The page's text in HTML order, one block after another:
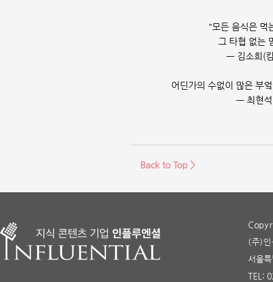
Back to Top >
"모든 음식은 먹
그 타협 없는
ㅡ 김소희(
어딘가의 수없이 많은 부
ㅡ 최현
(주)
서울
TEL: